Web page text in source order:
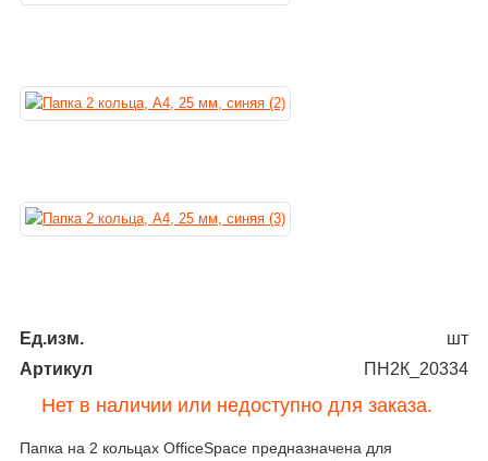
Ед.изм.
шт
Артикул
ПН2К_20334
Нет в наличии или недоступно для заказа.
Папка на 2 кольцах OfficeSpace предназначена для